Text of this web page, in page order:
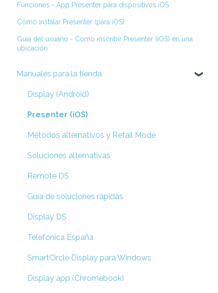
Funciones - App Presenter para dispositivos iOS
Como instalar Presenter (para iOS)
Guía del usuario - Cómo inscribir Presenter (iOS) en una
ubicación
Manuales para la tienda
Display (Android)
Presenter (iOS)
Métodos alternativos y Retail Mode
Soluciones alternativas
Remote DS
Guía de soluciones rápidas
Display DS
Telefonica España
SmartCircle Display para Windows
Display app (Chromebook)